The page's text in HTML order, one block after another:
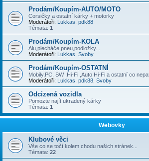
Prodám/Koupím-AUTO/MOTO
Corsičky a ostatní kárky + motorky
Moderátoři: Lukkas pdk88
Témata: 1
Prodám/Koupím-KOLA
Alu,plecháče,pneu,podložky...
Moderátoři: Lukkas Svoby
Prodám/Koupím-OSTATNÍ
Mobily,PC, SW ,Hi-Fi ,Auto Hi-Fi a ostatní co
Moderátoři: Lukkas pdk88 Svoby
Odcizená vozidla
Pomozte najít ukradený kárky
Témata: 1
Webovky
Klubové věci
Vše co se točí kolem chodu našich stránek...
Témata: 22